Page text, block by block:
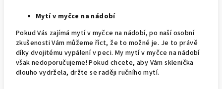
Mytí v myčce na nádobí
Pokud Vás zajímá mytí v myčce na nádobí, po naší osobní
zkušenosti Vám můžeme říct, že to možné je. Je to právě
díky dvojitému vypálení v peci. My mytí v myčce na nádobí
však nedoporučujeme! Pokud chcete, aby Vám sklenička
dlouho vydržela, držte se raději ručního mytí.